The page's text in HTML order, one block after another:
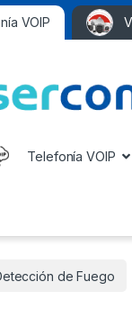
VOIP
Telefonía VOIP
de Fuego